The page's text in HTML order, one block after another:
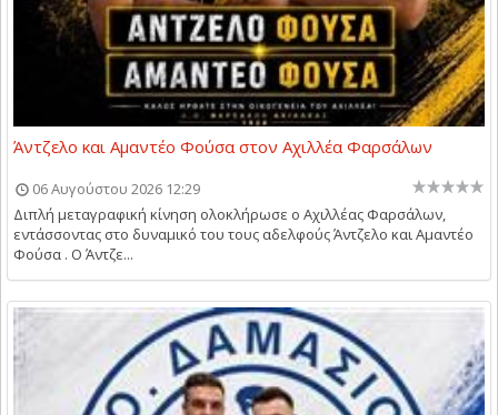
Άντζελο και Αμαντέο Φούσα στον Αχιλλέα Φαρσάλων
06 Αυγούστου 2026 12:29
Διπλή μεταγραφική κίνηση ολοκλήρωσε ο Αχιλλέας Φαρσάλων,
εντάσσοντας στο δυναμικό του τους αδελφούς Άντζελο και Αμαντέο
Φούσα . Ο Άντζε...